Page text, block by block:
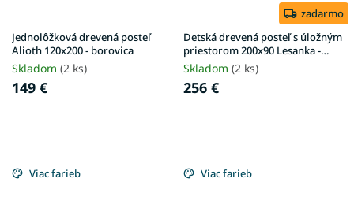
Jednolôžková drevená posteľ
Alioth 120x200 - borovica
Skladom (2 ks)
149 €
zadarmo
Detská drevená posteľ s úložným
priestorom 200x90 Lesanka -
biela
Skladom (2 ks)
256 €
Viac farieb Viac farieb